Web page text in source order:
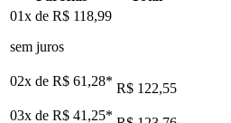
01x de R$ 118,99
sem juros
02x de R$ 61,28* R$ 122,55
03x de R$ 41,25*